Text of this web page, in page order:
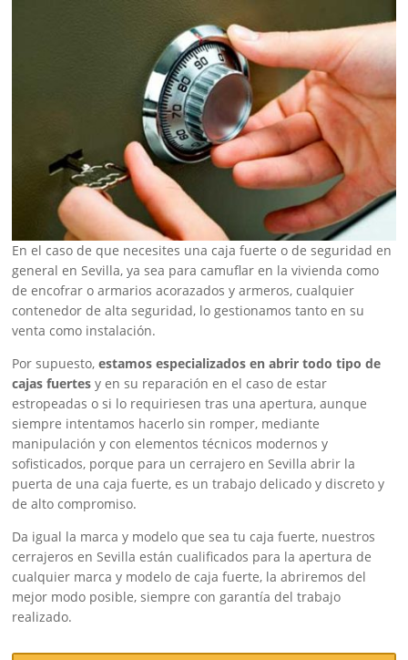
En el caso de que necesites una caja fuerte o de seguridad en
general en Sevilla, ya sea para camuflar en la vivienda como
de encofrar o armarios acorazados y armeros, cualquier
contenedor de alta seguridad, lo gestionamos tanto en su
venta como instalación.
Por supuesto,estamos especializados en abrir todo tipo de
cajas fuertes y en su reparación en el caso de estar
estropeadas o si lo requiriesen tras una apertura, aunque
siempre intentamos hacerlo sin romper, mediante
manipulación y con elementos técnicos modernos y
sofisticados, porque para un cerrajero en Sevilla abrir la
puerta de una caja fuerte, es un trabajo delicado y discreto y
de alto compromiso.
Da igual la marca y modelo que sea tu caja fuerte, nuestros
cerrajeros en Sevilla están cualificados para la apertura de
cualquier marca y modelo de caja fuerte, la abriremos del
mejor modo posible, siempre con garantía del trabajo
realizado.